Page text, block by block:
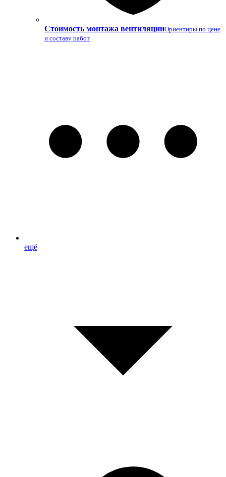
Стоимость монтажа вентиляцииОриентиры по цене
и составу работ
ещё